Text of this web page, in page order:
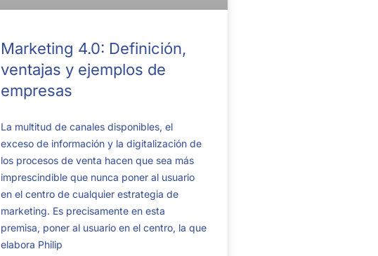
Marketing 4.0: Definición,
ventajas y ejemplos de
empresas
La multitud de canales disponibles, el
exceso de información y la digitalización de
los procesos de venta hacen que sea más
imprescindible que nunca poner al usuario
en el centro de cualquier estrategia de
marketing. Es precisamente en esta
premisa, poner al usuario en el centro, la que
elabora Philip